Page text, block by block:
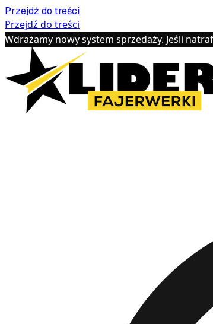
Przejdź do treści
Przejdź do treści
Wdrażamy nowy system sprzedaży. Jeśli